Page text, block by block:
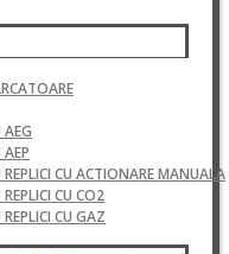
CU ACTIONARE MANUALA
CU CO2
CU GAZ